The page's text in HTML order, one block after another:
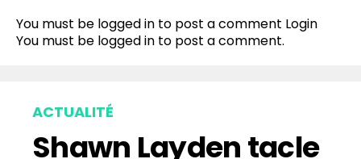
You must be logged in to post a comment Login
You must be logged in to post a comment.
ACTUALITÉ
Shawn Layden tacle